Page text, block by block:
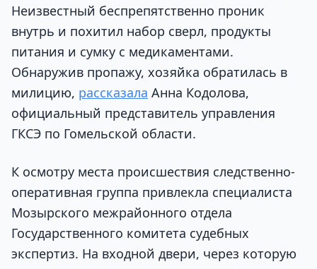
Неизвестный беспрепятственно проник
внутрь и похитил набор сверл, продукты
питания и сумку с медикаментами.
Обнаружив пропажу, хозяйка обратилась в
милицию, рассказала Анна Кодолова,
официальный представитель управления
ГКСЭ по Гомельской области.
К осмотру места происшествия следственно-
оперативная группа привлекла специалиста
Мозырского межрайонного отдела
Государственного комитета судебных
экспертиз. На входной двери, через которую